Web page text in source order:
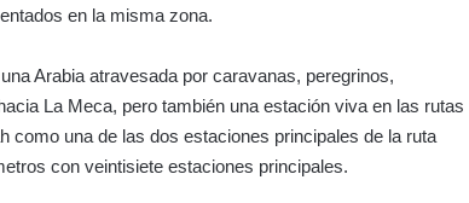
en la misma zona.
Arabia atravesada por caravanas, peregrinos,
La Meca, pero también una estación viva en las rutas
como una de las dos estaciones principales de la ruta
con veintisiete estaciones principales.